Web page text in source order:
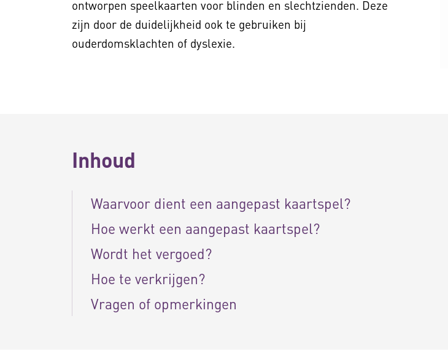
ontworpen speelkaarten voor blinden en slechtzienden. Deze
zijn door de duidelijkheid ook te gebruiken bij
ouderdomsklachten of dyslexie.
Inhoud
Waarvoor dient een aangepast kaartspel?
Hoe werkt een aangepast kaartspel?
Wordt het vergoed?
Hoe te verkrijgen?
Vragen of opmerkingen